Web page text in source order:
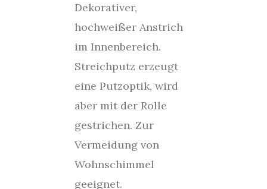
Dekorativer,
hochweißer Anstrich
im Innenbereich.
Streichputz erzeugt
eine Putzoptik, wird
aber mit der Rolle
gestrichen. Zur
Vermeidung von
Wohnschimmel
geeignet.